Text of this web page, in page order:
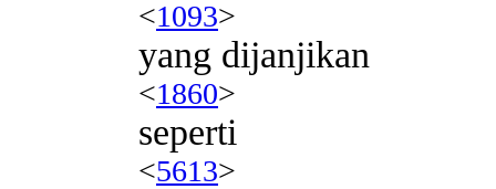
<1093>
yang dijanjikan
<1860>
seperti
<5613>